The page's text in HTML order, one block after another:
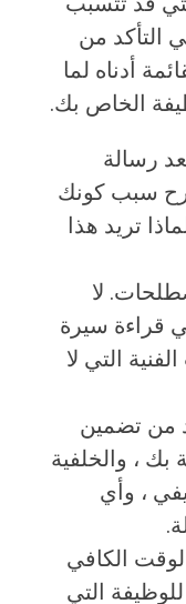
التأكد من
أدناه لما
الخاص بك.
رسالة
سبب كونك
تريد هذا
لا
قراءة سيرة
التي لا
من تضمين
بك ، والخلفية
، وأي
الكافي
التي